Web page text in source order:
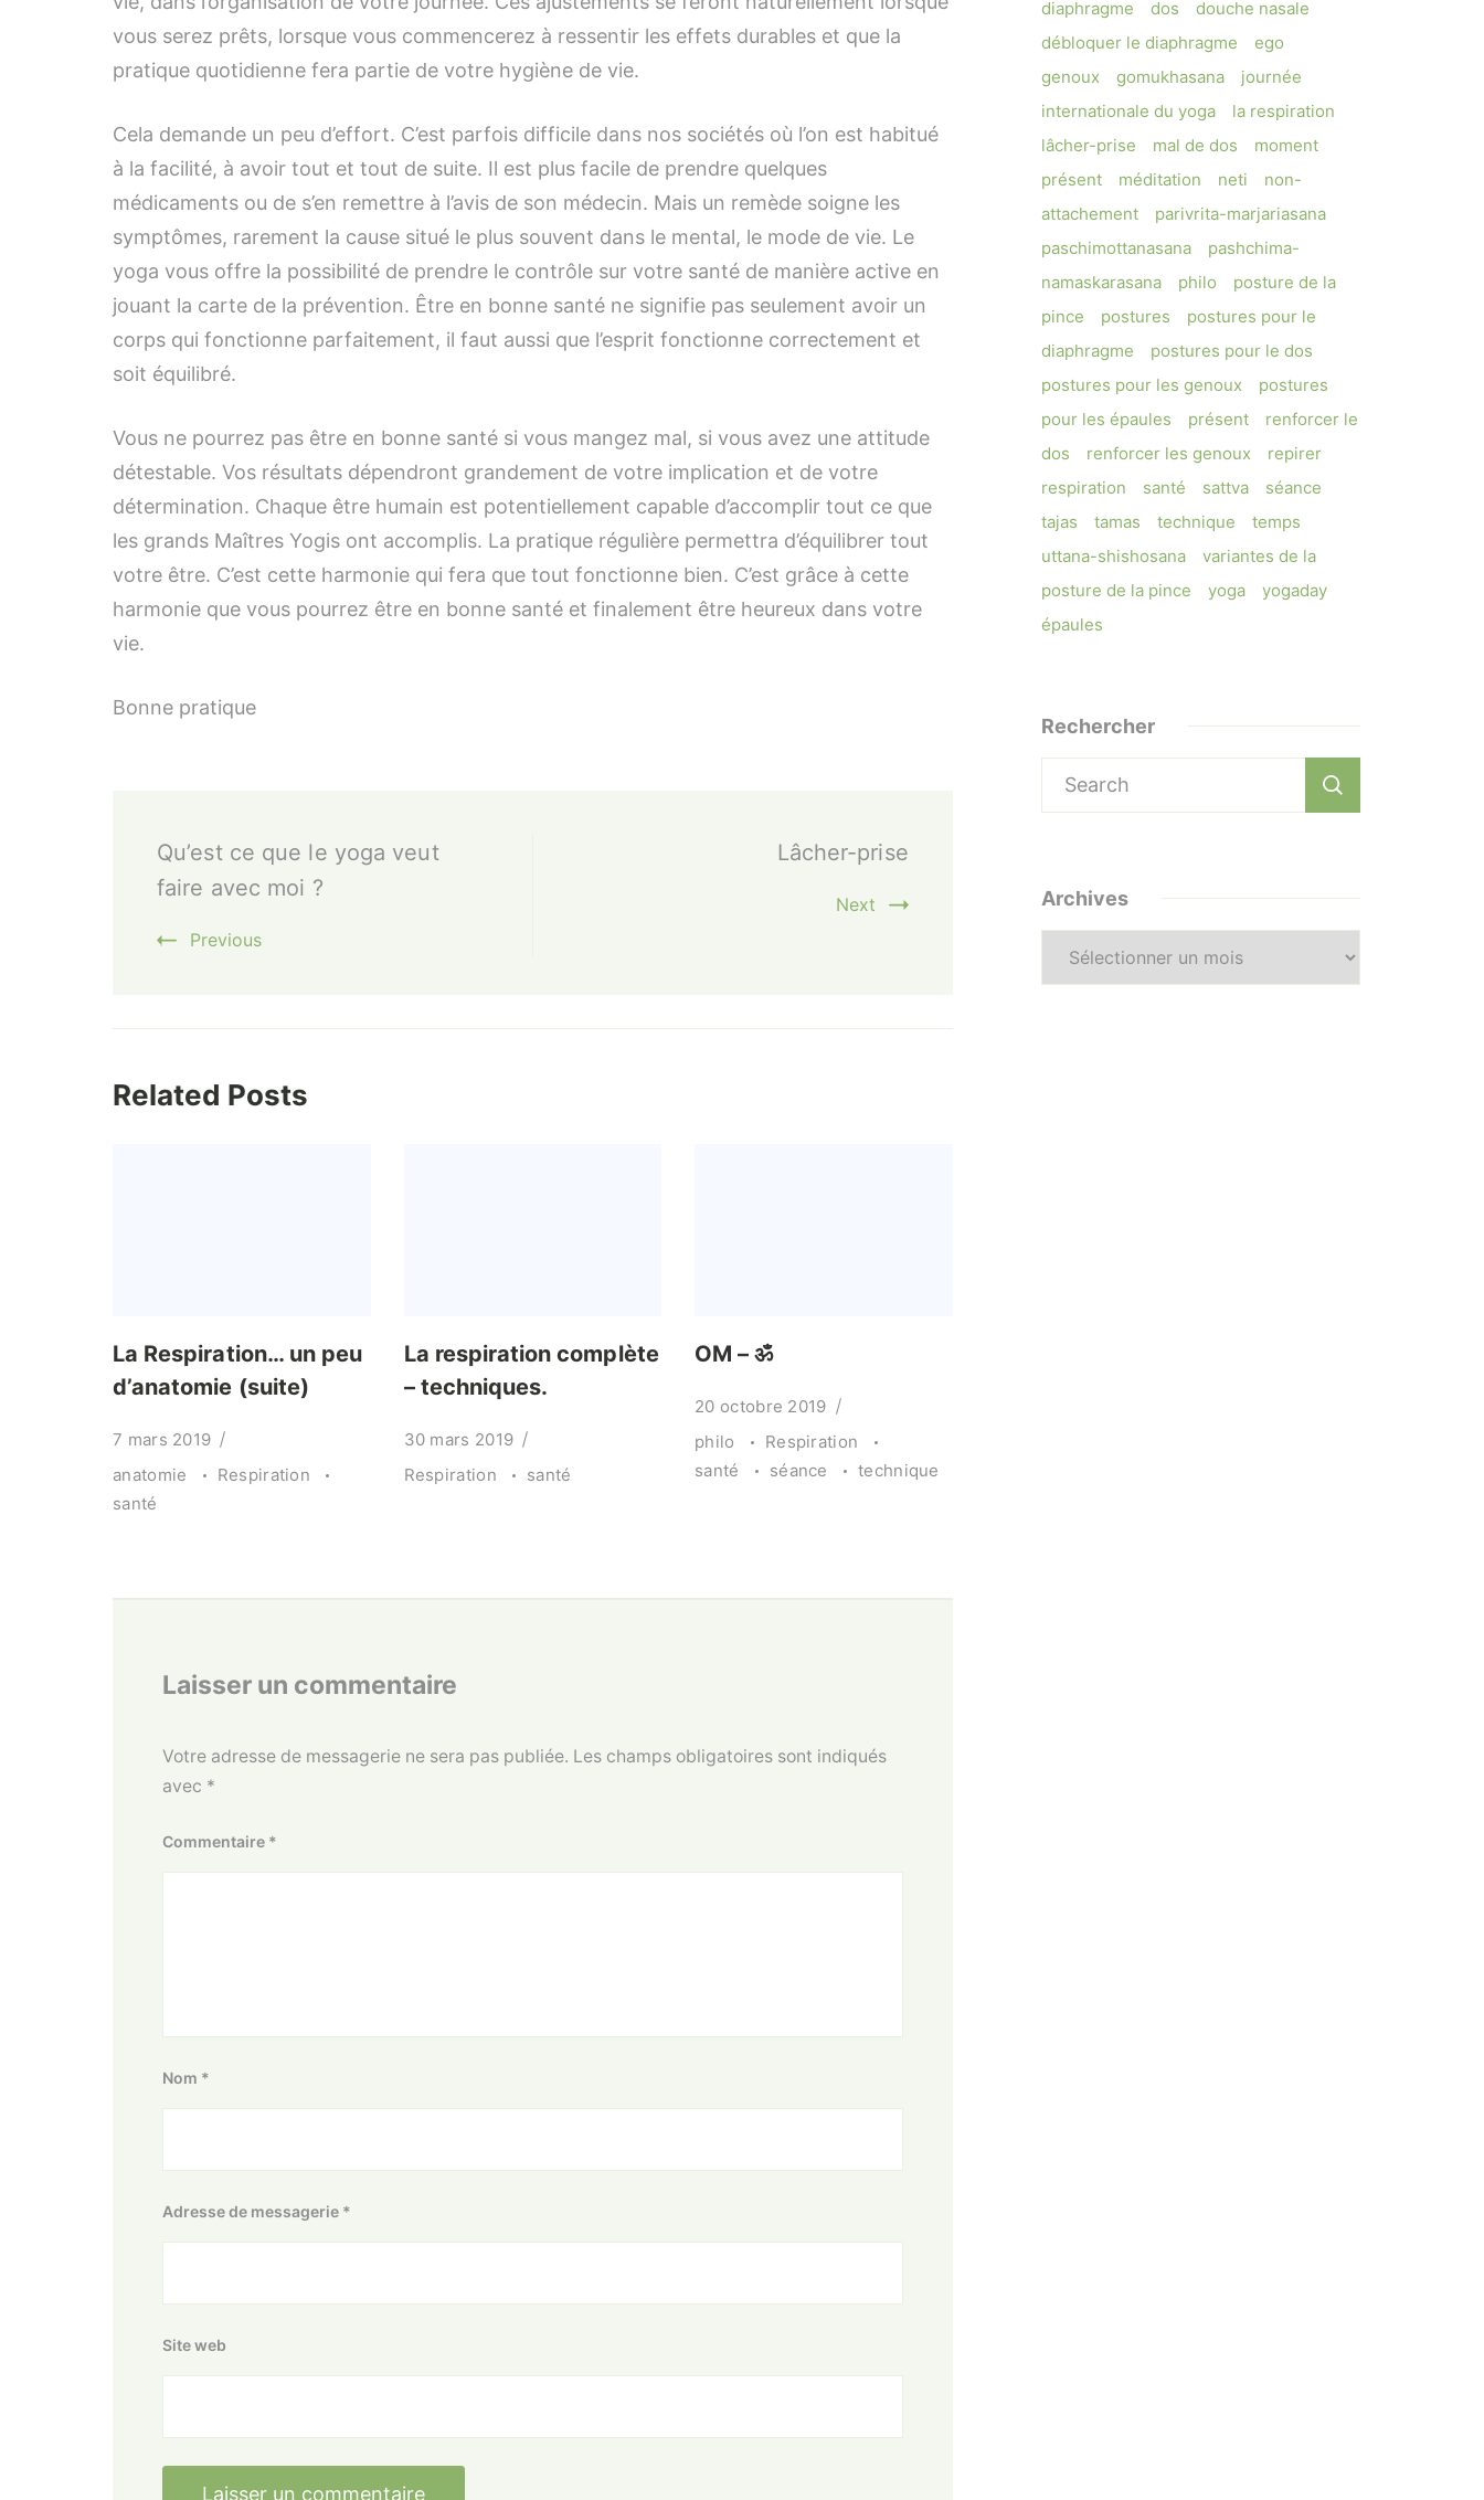
vous serez prêts, lorsque vous commencerez à ressentir les effets durables et que la
pratique quotidienne fera partie de votre hygiène de vie.
Cela demande un peu d’effort. C’est parfois difficile dans nos sociétés où l’on est habitué
à la facilité, à avoir tout et tout de suite. Il est plus facile de prendre quelques
médicaments ou de s’en remettre à l’avis de son médecin. Mais un remède soigne les
symptômes, rarement la cause situé le plus souvent dans le mental, le mode de vie. Le
yoga vous offre la possibilité de prendre le contrôle sur votre santé de manière active en
jouant la carte de la prévention. Être en bonne santé ne signifie pas seulement avoir un
corps qui fonctionne parfaitement, il faut aussi que l’esprit fonctionne correctement et
soit équilibré.
Vous ne pourrez pas être en bonne santé si vous mangez mal, si vous avez une attitude
détestable. Vos résultats dépendront grandement de votre implication et de votre
détermination. Chaque être humain est potentiellement capable d’accomplir tout ce que
les grands Maîtres Yogis ont accomplis. La pratique régulière permettra d’équilibrer tout
votre être. C’est cette harmonie qui fera que tout fonctionne bien. C’est grâce à cette
harmonie que vous pourrez être en bonne santé et finalement être heureux dans votre
vie.
Bonne pratique
Navigation
Qu’est ce que le yoga veut
faire avec moi ?
Previous
Lâcher-prise
Next
Related Posts
La Respiration… un peu
d’anatomie (suite)
7 mars 2019
anatomie
Respiration
santé
La respiration complète
– techniques.
30 mars 2019
Respiration
santé
OM – ॐ
20 octobre 2019
philo
Respiration
santé
séance technique
Laisser un commentaire
Votre adresse de messagerie ne sera pas publiée. Les champs obligatoires sont indiqués
avec *
Commentaire *
Nom *
Adresse de messagerie *
Site web
diaphragme
dos
douche nasale
débloquer le diaphragme
ego
genoux
gomukhasana
journée
internationale du yoga
la respiration
lâcher-prise
mal de dos
moment
présent
méditation neti
non-
attachement
parivrita-marjariasana
paschimottanasana
pashchima-
namaskarasana
philo
posture de la
pince
postures
postures pour le
diaphragme
postures pour le dos
postures pour les genoux
postures
pour les épaules
présent
renforcer le
dos
renforcer les genoux
repirer
respiration
santé sattva
séance
tajas
tamas technique
temps
uttana-shishosana
variantes de la
posture de la pince
yoga
yogaday
épaules
Rechercher
Search
for:
Archives
Archives